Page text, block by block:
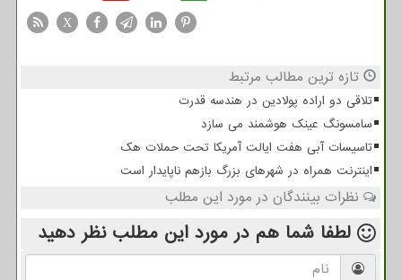
X
تازه ترین مطالب مرتبط
تلاقی دو اراده پولادین در هندسه قدرت
سامسونگ عینک هوشمند می سازد
تاسیسات آبی هفت ایالت آمریکا تحت حملات هک
اینترنت همراه در شهرهای بزرگ بازهم ناپایدار است
نظرات بینندگان در مورد این مطلب
لطفا شما هم در مورد این مطلب نظر دهید